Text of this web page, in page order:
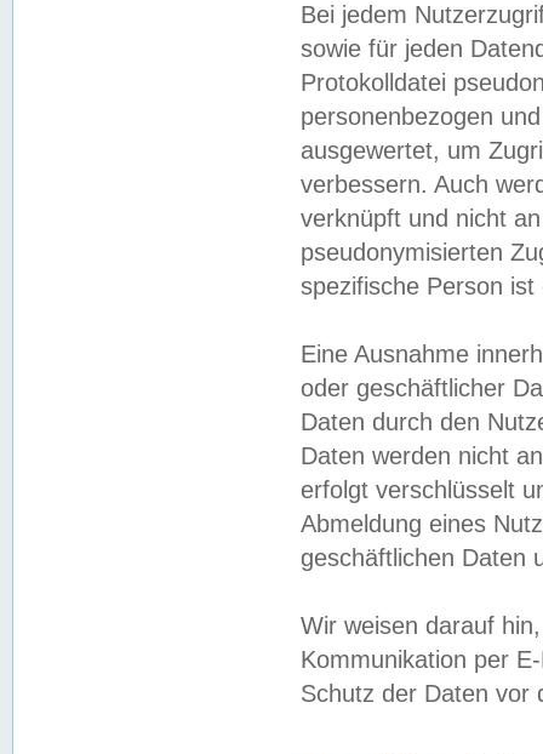
Bei jedem
sowie für jeden
Protokolldatei
personenbezogen
ausgewertet, um
verbessern. Auch
verknüpft und nicht
pseudonymisierten
spezifische Person
Eine Ausnahme
oder geschäftlicher
Daten durch den
Daten werden nicht
erfolgt verschlüsselt
Abmeldung eines
geschäftlichen Daten
Wir weisen darauf
Kommunikation per
Schutz der Daten vor